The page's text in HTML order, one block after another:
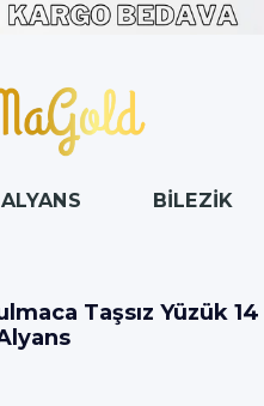
ALYANS BİLEZİK
Taşsız Yüzük